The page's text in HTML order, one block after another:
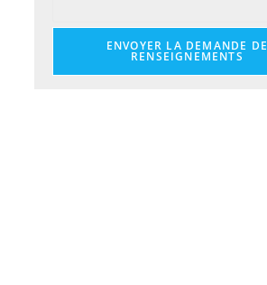
ENVOYER LA DEMANDE DE
RENSEIGNEMENTS